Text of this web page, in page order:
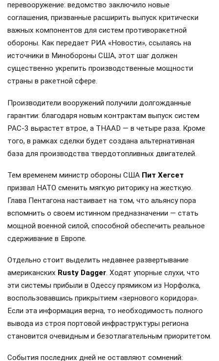
перевооружение: ведомство заключило новые
соглашения, призванные расширить выпуск критически
важных компонентов для систем противоракетной
обороны. Как передает РИА «Новости», ссылаясь на
источники в Минобороны США, этот шаг должен
существенно укрепить производственные мощности
страны в ракетной сфере.
Производители вооружений получили долгожданные
гарантии: благодаря новым контрактам выпуск систем
PAC-3 вырастет втрое, а THAAD — в четыре раза. Кроме
того, в рамках сделки будет создана альтернативная
база для производства твердотопливных двигателей.
Тем временем министр обороны США Пит Хегсет
призвал НАТО сменить мягкую риторику на жесткую.
Глава Пентагона настаивает на том, что альянсу пора
вспомнить о своем истинном предназначении — стать
мощной военной силой, способной обеспечить реальное
сдерживание в Европе.
Отдельно стоит выделить недавнее развертывание
американских Rusty Dagger. Ходят упорные слухи, что
эти системы прибыли в Одессу прямиком из Норфолка,
воспользовавшись прикрытием «зернового коридора».
Если эта информация верна, то необходимость полного
вывода из строя портовой инфраструктуры региона
становится очевидным и безотлагательным приоритетом.
События последних дней не оставляют сомнений: